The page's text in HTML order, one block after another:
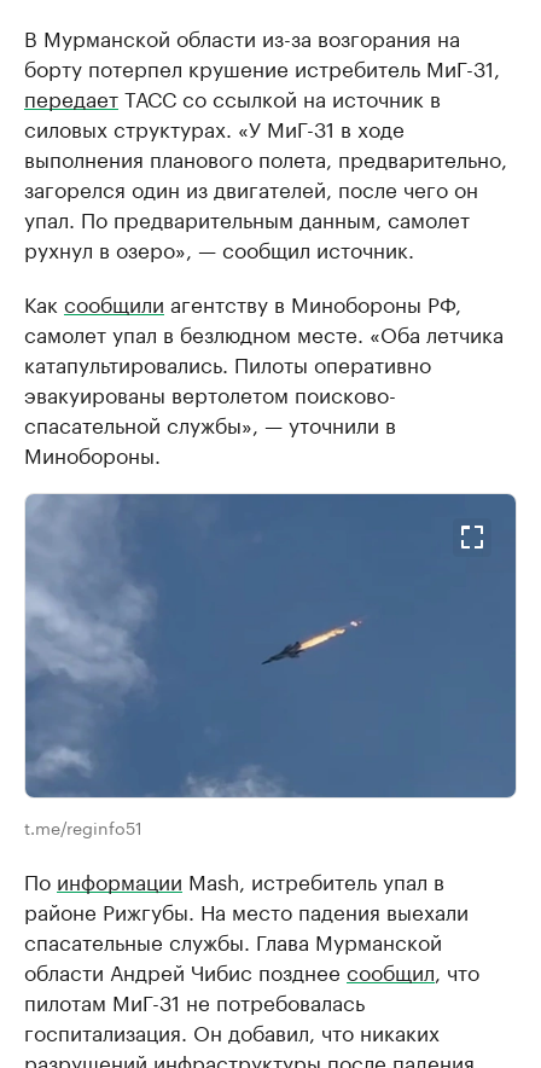
В Мурманской области из-за возгорания на
борту потерпел крушение истребитель МиГ-31,
передаетТАСС со ссылкой на источник в
силовых структурах. «У МиГ-31 в ходе
выполнения планового полета, предварительно,
загорелся один из двигателей, после чего он
упал. По предварительным данным, самолет
рухнул в озеро», — сообщил источник.
Как сообщили агентству в Минобороны РФ,
самолет упал в безлюдном месте. «Оба летчика
катапультировались. Пилоты оперативно
эвакуированы вертолетом поисково-
спасательной службы», — уточнили в
Минобороны.
t.me/reginfo51
По информации Mash, истребитель упал в
районе Рижгубы. На место падения выехали
спасательные службы. Глава Мурманской
области Андрей Чибис позднее сообщил, что
пилотам МиГ-31 не потребовалась
госпитализация. Он добавил, что никаких
разрушений инфраструктуры после падения